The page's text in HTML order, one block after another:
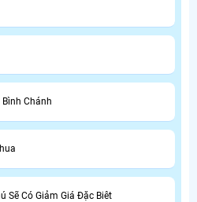
Chánh
Sẽ Có Giảm Giá Đặc Biêt